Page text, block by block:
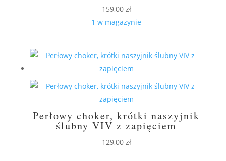
159,00 zł
1 w magazynie
Perłowy choker, krótki naszyjnik
ślubny VIV z zapięciem
129,00 zł